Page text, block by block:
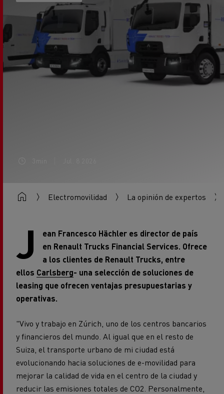
Electromovilidad La opinión de expertos
J
ean Francesco Hächler es director de país
en Renault Trucks Financial Services. Ofrece
a los clientes de Renault Trucks, entre
ellos Carlsberg- una selección de soluciones de
leasing que ofrecen ventajas presupuestarias y
operativas.
"Vivo y trabajo en Zúrich, uno de los centros bancarios
y financieros del mundo. Al igual que en el resto de
Suiza, el transporte urbano de mi ciudad está
evolucionando hacia soluciones de e-movilidad para
mejorar la calidad de vida en el centro de la ciudad y
reducir las emisiones totales de CO2. Personalmente,